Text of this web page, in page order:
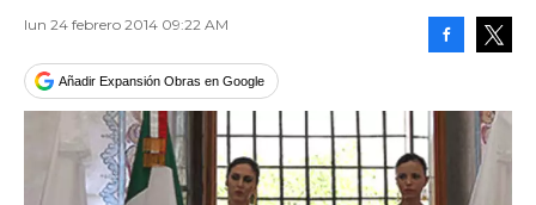
lun 24 febrero 2014 09:22 AM
Añadir Expansión Obras en Google